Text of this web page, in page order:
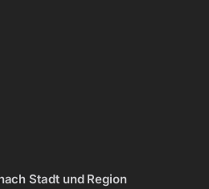
Stadt und Region